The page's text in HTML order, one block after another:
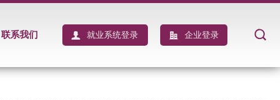
联系我们 就业系统登录 企业登录